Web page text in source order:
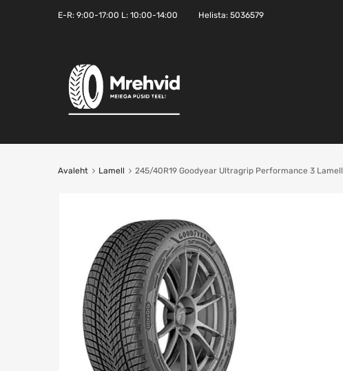
E-R: 9:00-17:00 L: 10:00-14:00 Helista: 5036579
Avaleht Lamell 245/40R19 Goodyear Ultragrip Performance 3 Lamell